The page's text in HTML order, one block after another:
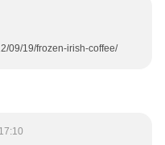
09/19/frozen-irish-coffee/